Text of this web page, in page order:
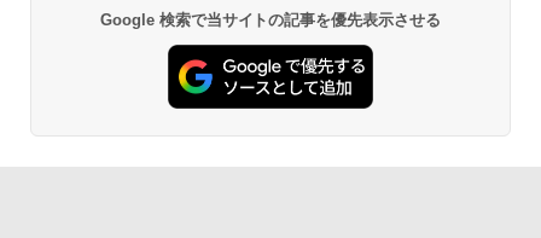
Google 検索で当サイトの記事を優先表示させる